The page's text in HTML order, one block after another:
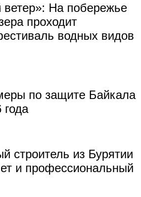
ветер»: На побережье
проходит
водных видов
по защите Байкала
года
строитель из Бурятии
и профессиональный